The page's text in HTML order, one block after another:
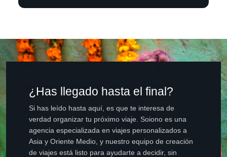
¿Has llegado hasta el final?
Si has leído hasta aquí, es que te interesa de
verdad organizar tu próximo viaje. Soiono es una
agencia especializada en viajes personalizados a
Asia y Oriente Medio, y nuestro equipo de creación
de viajes está listo para ayudarte a decidir, sin